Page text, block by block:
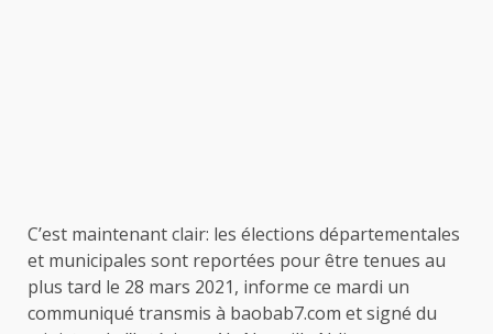
C’est maintenant clair: les élections départementales
et municipales sont reportées pour être tenues au
plus tard le 28 mars 2021, informe ce mardi un
communiqué transmis à baobab7.com et signé du